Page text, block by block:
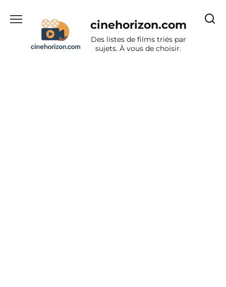
cinehorizon.com
Des listes de films triés par
sujets. À vous de choisir.